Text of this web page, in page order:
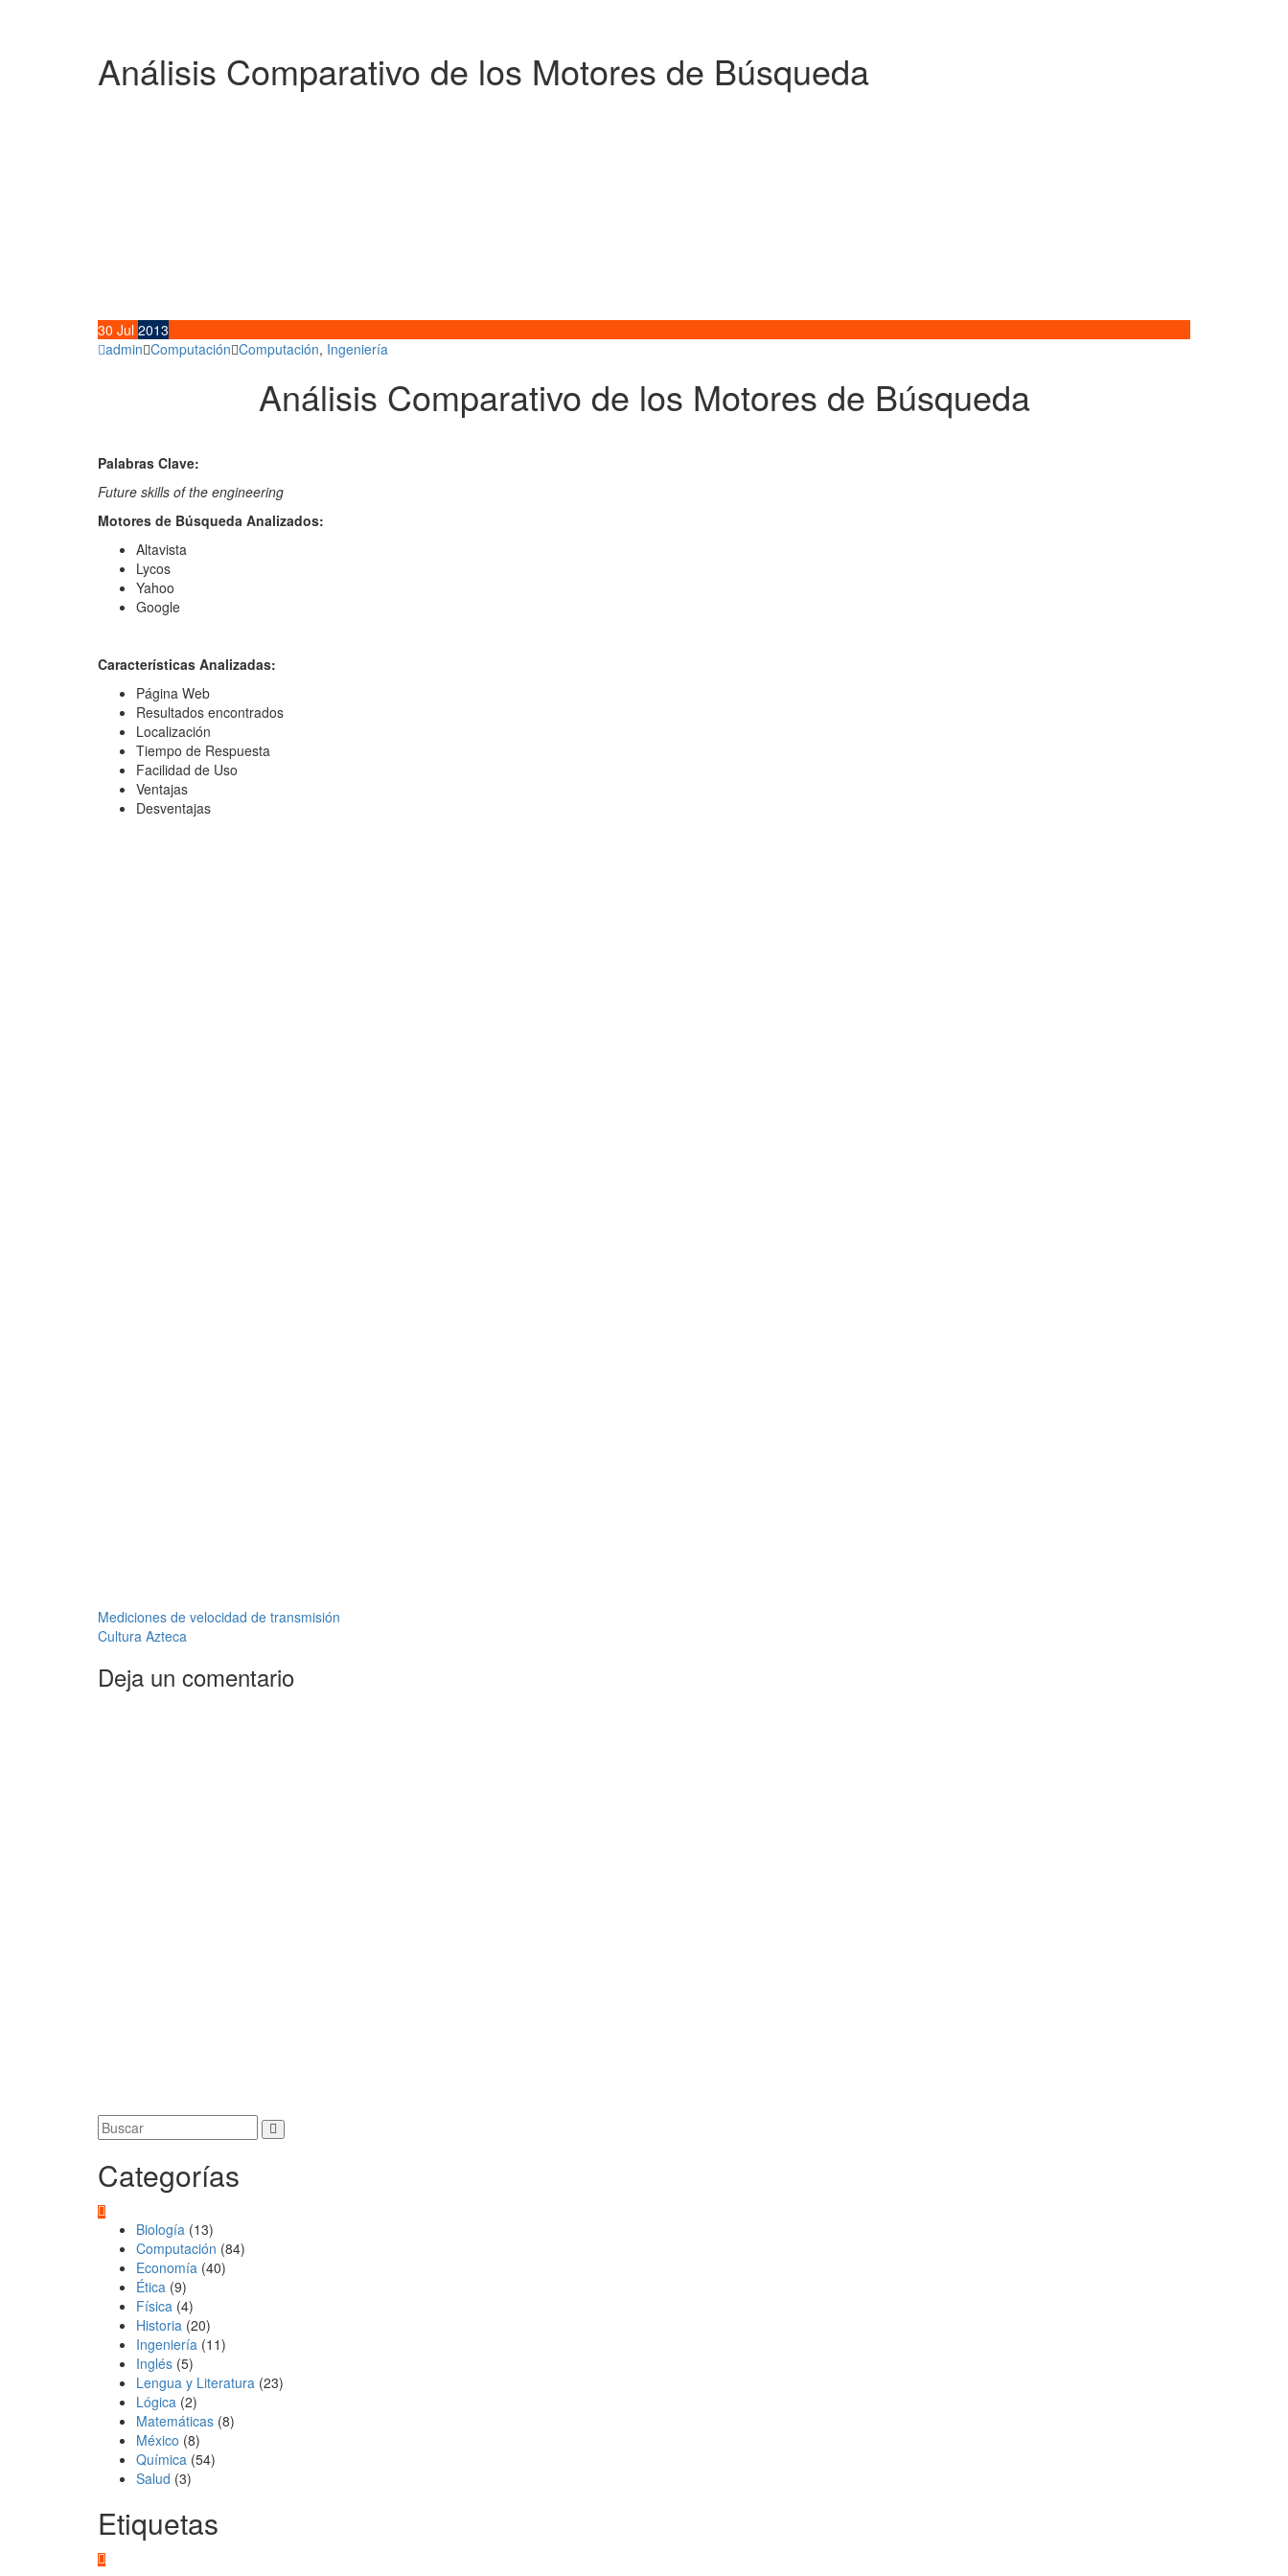
Análisis Comparativo de los Motores de Búsqueda
30 Jul 2013
admin Computación Computación, Ingeniería
Análisis Comparativo de los Motores de Búsqueda
Palabras Clave:
Future skills of the engineering
Motores de Búsqueda Analizados:
Altavista
Lycos
Yahoo
Google
Características Analizadas:
Página Web
Resultados encontrados
Localización
Tiempo de Respuesta
Facilidad de Uso
Ventajas
Desventajas
Navegación
de
entradas
Mediciones de velocidad de transmisión
Cultura Azteca
Deja un comentario
Categorías
Biología (13)
Computación (84)
Economía (40)
Ética (9)
Física (4)
Historia (20)
Ingeniería (11)
Inglés (5)
Lengua y Literatura (23)
Lógica (2)
Matemáticas (8)
México (8)
Química (54)
Salud (3)
Etiquetas